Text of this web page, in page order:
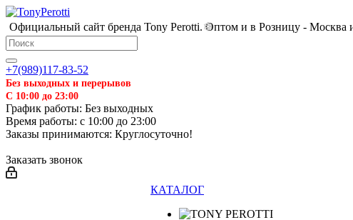
Официальный сайт бренда Tony Perotti. Оптом и в Розницу - Москва
+7(989)117-83-52
Без выходных и перерывов
С 10:00 до 23:00
График работы: Без выходных
Время работы: с 10:00 до 23:00
Заказы принимаются: Круглосуточно!
Заказать звонок
КАТАЛОГ